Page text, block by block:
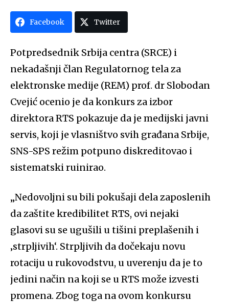
Facebook Twitter
Potpredsednik Srbija centra (SRCE) i
nekadašnji član Regulatornog tela za
elektronske medije (REM) prof. dr Slobodan
Cvejić ocenio je da konkurs za izbor
direktora RTS pokazuje da je medijski javni
servis, koji je vlasništvo svih građana Srbije,
SNS-SPS režim potpuno diskreditovao i
sistematski ruinirao.
„Nedovoljni su bili pokušaji dela zaposlenih
da zaštite kredibilitet RTS, ovi nejaki
glasovi su se ugušili u tišini preplašenih i
‚strpljivih‘. Strpljivih da dočekaju novu
rotaciju u rukovodstvu, u uverenju da je to
jedini način na koji se u RTS može izvesti
promena. Zbog toga na ovom konkursu